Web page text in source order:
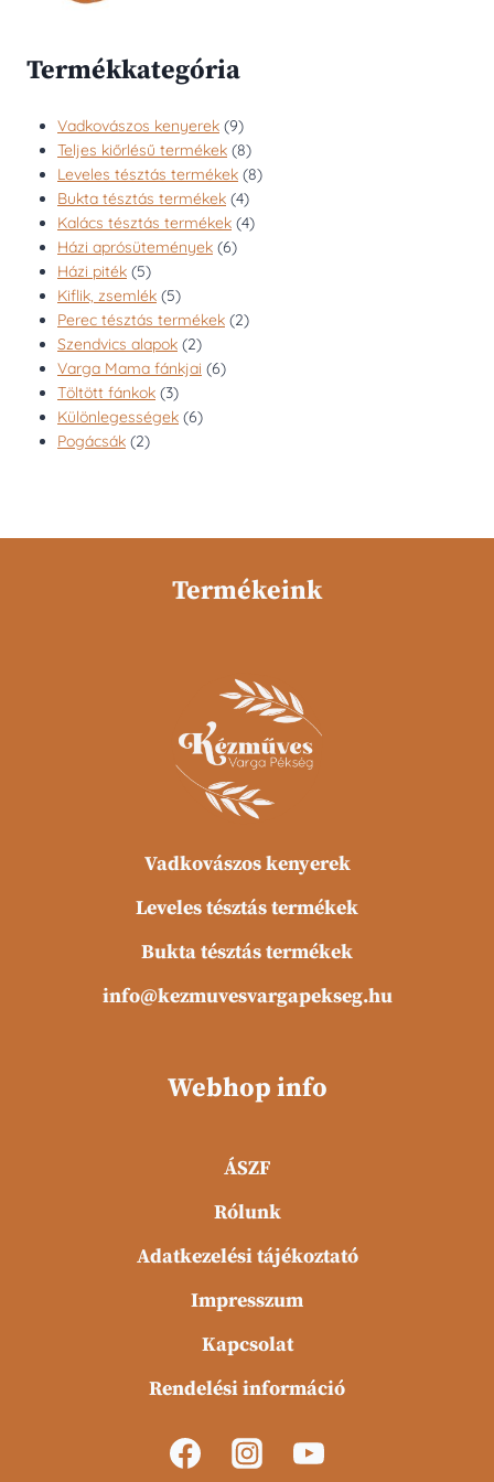
termékoldalon
választhatók
Termékkategória
Vadkovászos kenyerek 99
termék
Teljes kiőrlésű termékek 88
termék
Leveles tésztás termékek 88
Bukta tésztás termékek 44
termék
Kalács tésztás termékek 44
Házi aprósütemények 66
Házi piték 55
termék
Kiflik, zsemlék 55
termék
Perec tésztás termékek 22
Szendvics alapok 22
termék
Varga Mama fánkjai 66
Töltött fánkok 33
termék
Különlegességek 66
Pogácsák 22
Termékeink
Vadkovászos kenyerek
Leveles tésztás termékek
Bukta tésztás termékek
info@kezmuvesvargapekseg.hu
Webhop info
ÁSZF
Rólunk
Adatkezelési tájékoztató
Impresszum
Kapcsolat
Rendelési információ